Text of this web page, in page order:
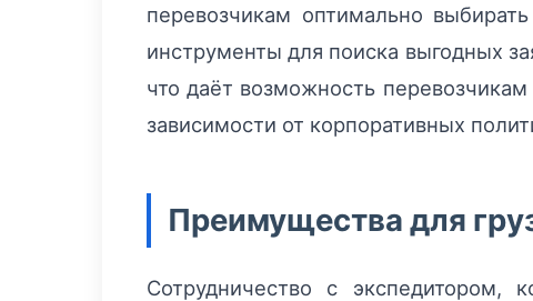
перевозчикам оптимально
инструменты для поиска выгодных
что даёт возможность
зависимости от корпоративных
Преимущества для
Сотрудничество с экспедитором,